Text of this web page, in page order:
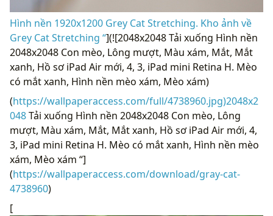
Hình nền 1920x1200 Grey Cat Stretching. Kho ảnh về
Grey Cat Stretching “](![2048x2048 Tải xuống Hình nền
2048x2048 Con mèo, Lông mượt, Màu xám, Mắt, Mắt
xanh, Hồ sơ iPad Air mới, 4, 3, iPad mini Retina H. Mèo
có mắt xanh, Hình nền mèo xám, Mèo xám)
(https://wallpaperaccess.com/full/4738960.jpg)2048x2
048Tải xuống Hình nền 2048x2048 Con mèo, Lông
mượt, Màu xám, Mắt, Mắt xanh, Hồ sơ iPad Air mới, 4,
3, iPad mini Retina H. Mèo có mắt xanh, Hình nền mèo
xám, Mèo xám “]
(https://wallpaperaccess.com/download/gray-cat-
4738960)
[